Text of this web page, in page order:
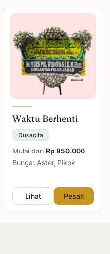
Waktu Berhenti
Dukacita
Mulai dari Rp 850.000
Bunga: Aster, Pikok
Lihat Pesan